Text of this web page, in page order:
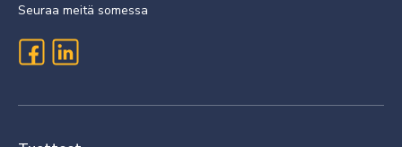
Seuraa meitä somessa